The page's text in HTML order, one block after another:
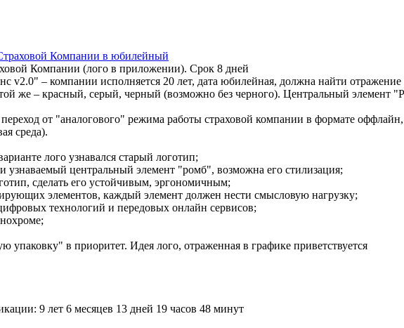
Компании в юбилейный
Компании (лого в приложении). Срок 8 дней
v2.0" – компании исполняется 20 лет, дата юбилейная, должна найти отражение
же – красный, серый, черный (возможно без черного). Центральный элемент
от "аналогового" режима работы страховой компании в формате
среда).
лого узнавался старый логотип;
узнаваемый центральный элемент "ромб", возможна его стилизация;
сделать его устойчивым, эргономичным;
элементов, каждый элемент должен нести смысловую нагрузку;
технологий и передовых онлайн сервисов;
в приоритет. Идея лого, отраженная в графике приветствуется
9 лет 6 месяцев 13 дней 19 часов 48 минут